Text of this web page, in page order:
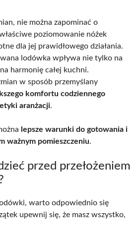
nie można zapominać o
poziomowanie nóżek
dla jej prawidłowego działania.
lodówka wpływa nie tylko na
harmonię całej kuchni.
w sposób przemyślany
komfortu codziennego
aranżacji.
lepsze warunki do gotowania i
ważnym pomieszczeniu.
przed przełożeniem
warto odpowiednio się
upewnij się, że masz wszystko,